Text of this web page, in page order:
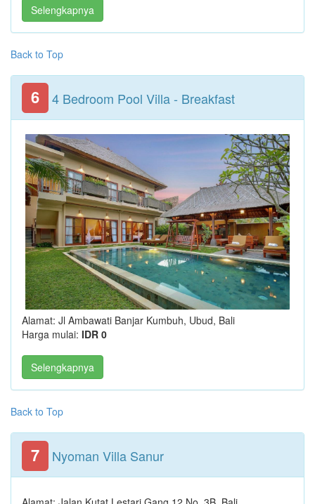
Selengkapnya
Back to Top
6 4 Bedroom Pool Villa - Breakfast
Alamat: Jl Ambawati Banjar Kumbuh, Ubud, Bali
Harga mulai: IDR 0
Selengkapnya
Back to Top
7 Nyoman Villa Sanur